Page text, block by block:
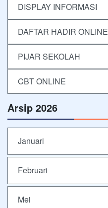
DISPLAY INFORMASI
DAFTAR HADIR ONLINE
PIJAR SEKOLAH
CBT ONLINE
Arsip 2026
Januari
Februari
Mei